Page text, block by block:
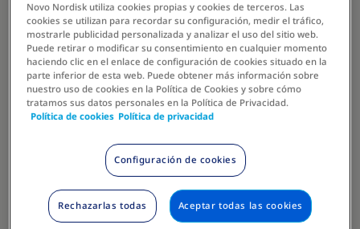
2 mil millones de personas que se prevé que vivirán
con obesidad para el año 2035.7La obesidad se
desarrolla debido al exceso de grasa
corporal8, tomando la forma de una enfermedad
crónica o una afección duradera.
La obesidad a menudo sufre el estigma de ser
considerada una enfermedad del estilo de vida. Sin
embargo, el estilo de vida es solo una parte de esa
ecuación.9 El cuerpo, el metabolismo y la genética de
cada persona forman una ecuación única. La ciencia
Novo Nordisk utiliza cookies propias y cookies de terceros. Las
cookies se utilizan para recordar su configuración, medir el tráfico,
mostrarle publicidad personalizada y analizar el uso del sitio web.
Puede retirar o modificar su consentimiento en cualquier momento
haciendo clic en el enlace de configuración de cookies situado en la
parte inferior de esta web. Puede obtener más información sobre
nuestro uso de cookies en la Política de Cookies y sobre cómo
tratamos sus datos personales en la Política de Privacidad.
Política de cookies Política de privacidad
Configuración de cookies
Rechazarlas todas Aceptar todas las cookies